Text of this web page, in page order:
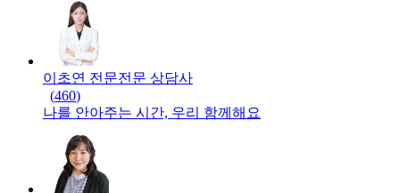
이초연 전문전문 상담사
(460)
나를 안아주는 시간, 우리 함께해요